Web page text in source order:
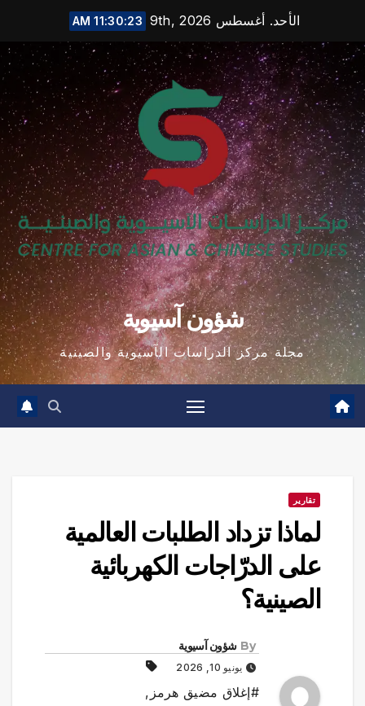
content
الأحد. أغسطس 9th, 2026 11:30:24 AM
شؤون آسيوية
مجلة مركز الدراسات الآسيوية والصينية
تقارير
لماذا تزداد الطلبات العالمية
على الدرّاجات الكهربائية
الصينية؟
By شؤون آسيوية
يونيو 10, 2026
#إغلاق مضيق هرمز ,